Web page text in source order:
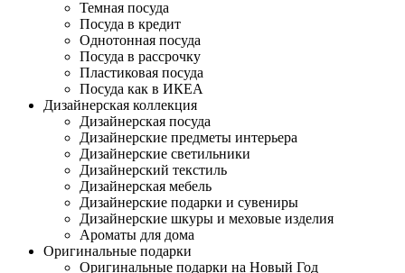
Темная посуда
Посуда в кредит
Однотонная посуда
Посуда в рассрочку
Пластиковая посуда
Посуда как в ИКЕА
Дизайнерская коллекция
Дизайнерская посуда
Дизайнерские предметы интерьера
Дизайнерские светильники
Дизайнерский текстиль
Дизайнерская мебель
Дизайнерские подарки и сувениры
Дизайнерские шкуры и меховые изделия
Ароматы для дома
Оригинальные подарки
Оригинальные подарки на Новый Год